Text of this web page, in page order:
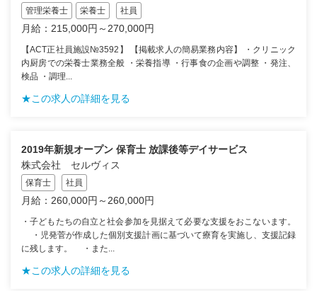
管理栄養士 栄養士 社員
月給：215,000円～270,000円
【ACT正社員施設№3592】 【掲載求人の簡易業務内容】 ・クリニック
内厨房での栄養士業務全般 ・栄養指導 ・行事食の企画や調整 ・発注、
検品 ・調理...
★この求人の詳細を見る
2019年新規オープン 保育士 放課後等デイサービス
株式会社 セルヴィス
保育士 社員
月給：260,000円～260,000円
・子どもたちの自立と社会参加を見据えて必要な支援をおこないます。
・児発菅が作成した個別支援計画に基づいて療育を実施し、支援記録
に残します。 ・また...
★この求人の詳細を見る